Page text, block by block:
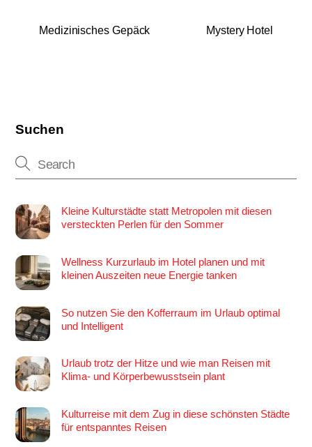
Medizinisches Gepäck Mystery Hotel
Suchen
Kleine Kulturstädte statt Metropolen mit diesen
versteckten Perlen für den Sommer
Wellness Kurzurlaub im Hotel planen und mit
kleinen Auszeiten neue Energie tanken
So nutzen Sie den Kofferraum im Urlaub optimal
und Intelligent
Urlaub trotz der Hitze und wie man Reisen mit
Klima- und Körperbewusstsein plant
Kulturreise mit dem Zug in diese schönsten Städte
für entspanntes Reisen